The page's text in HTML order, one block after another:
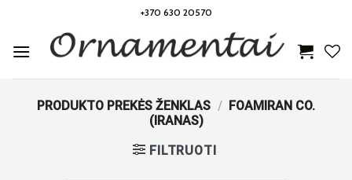
content
+370 630 20570
PRODUKTO PREKĖS ŽENKLAS / FOAMIRAN CO.
(IRANAS)
FILTRUOTI